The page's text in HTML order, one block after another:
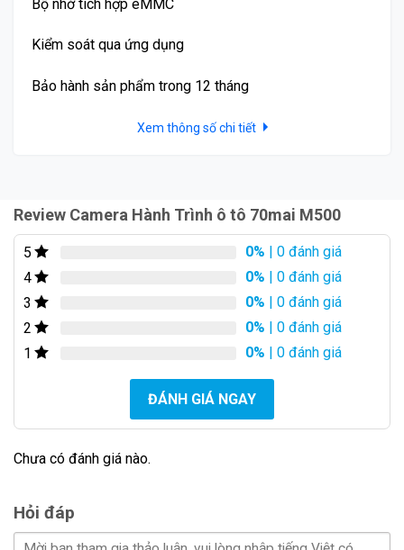
♦ Ghi hình toàn diện Camera Hành Trình ô tô 70mai
M500 với 5 triệu điểm ảnh và trình chiếu tinh tế
Bộ nhớ tích hợp eMMC
Kiểm soát qua ứng dụng
Bảo hành sản phẩm trong 12 tháng
Xem thông số chi tiết
Review Camera Hành Trình ô tô 70mai M500
5 0% | 0 đánh giá
4
0% | 0 đánh giá
3
0% | 0 đánh giá
2
0% | 0 đánh giá
1
0% | 0 đánh giá
ĐÁNH GIÁ NGAY
Chưa có đánh giá nào.
Hỏi đáp